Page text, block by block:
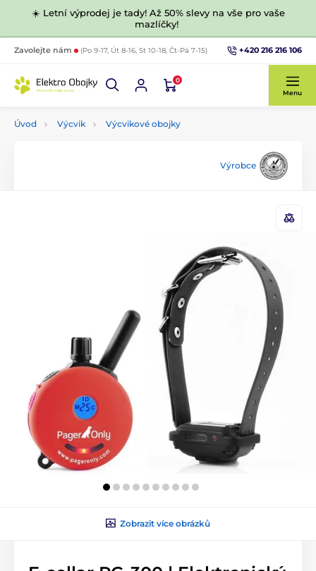
☀️ Letní výprodej je tady! Až 50% slevy na vše pro vaše
mazlíčky!
Zavolejte nám (Po 9-17, Út 8-16, St 10-18, Čt-Pá 7-15) +420 216 216 106
0
Menu
Úvod Výcvik Výcvikové obojky
Výrobce
Zobrazit více obrázků